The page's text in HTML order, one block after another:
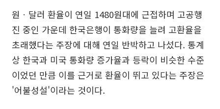
원ㆍ달러 환율이 연일 1480원대에 근접하며 고공행
진 중인 가운데 한국은행이 통화량을 늘려 고환율을
초래했다는 주장에 대해 연일 반박하고 나섰다. 통계
상 한국과 미국 통화량 증가율과 등락이 비슷한 수준
이었던 만큼 이를 근거로 환율이 뛰고 있다는 주장은
'어불성설'이라는 것이다.